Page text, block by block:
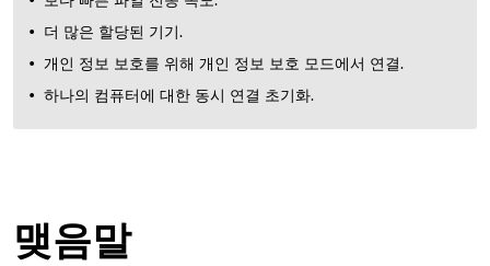
더 많은 할당된 기기.
개인 정보 보호를 위해 개인 정보 보호 모드에서 연결.
하나의 컴퓨터에 대한 동시 연결 초기화.
맺음말